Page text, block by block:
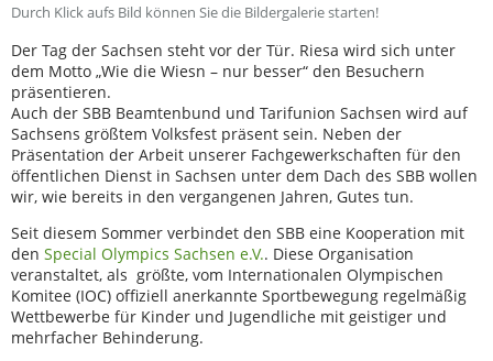
Durch Klick aufs Bild können Sie die Bildergalerie starten!
Der Tag der Sachsen steht vor der Tür. Riesa wird sich unter
dem Motto „Wie die Wiesn – nur besser“ den Besuchern
präsentieren.
Auch der SBB Beamtenbund und Tarifunion Sachsen wird auf
Sachsens größtem Volksfest präsent sein. Neben der
Präsentation der Arbeit unserer Fachgewerkschaften für den
öffentlichen Dienst in Sachsen unter dem Dach des SBB wollen
wir, wie bereits in den vergangenen Jahren, Gutes tun.
Seit diesem Sommer verbindet den SBB eine Kooperation mit
den Special Olympics Sachsen e.V.. Diese Organisation
veranstaltet, als größte, vom Internationalen Olympischen
Komitee (IOC) offiziell anerkannte Sportbewegung regelmäßig
Wettbewerbe für Kinder und Jugendliche mit geistiger und
mehrfacher Behinderung.